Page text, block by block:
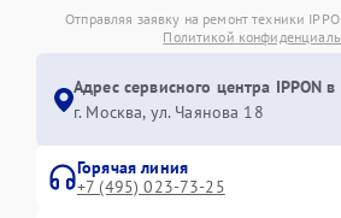
Отправляя заявку на ремонт техники
Политикой
Адрес сервисного центра IPPON
г. Москва, ул. Чаянова 18
Горячая линия
+7 (495) 023-73-25